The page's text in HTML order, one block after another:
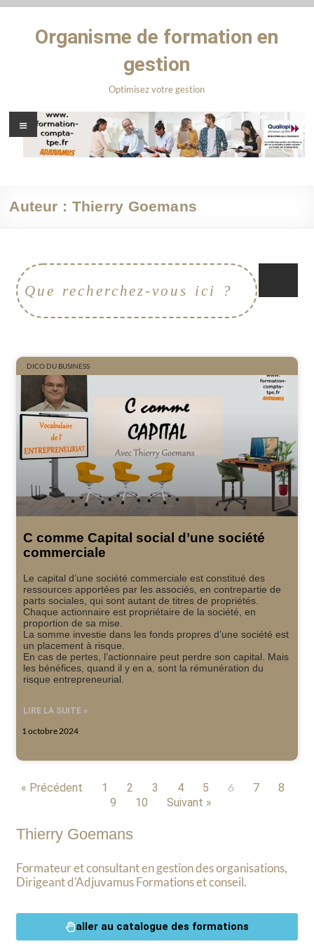
Organisme de formation en
gestion
Optimisez votre gestion
Auteur : Thierry Goemans
DICO DU BUSINESS
C comme Capital social d’une société
commerciale
Le capital d’une société commerciale est constitué des
ressources apportées par les associés, en contrepartie de
parts sociales, qui sont autant de titres de propriétés.
Chaque actionnaire est propriétaire de la société, en
proportion de sa mise.
La somme investie dans les fonds propres d’une société est
un placement à risque.
En cas de pertes, l’actionnaire peut perdre son capital. Mais
les bénéfices, quand il y en a, sont la rémunération du
risque entrepreneurial.
LIRE LA SUITE »
1 octobre 2024
« Précédent 1 2 3 4 5 6 7
8
9
10 Suivant »
Thierry Goemans
Formateur et consultant en gestion des organisations,
Dirigeant d'Adjuvamus Formations et conseil.
aller au catalogue des formations